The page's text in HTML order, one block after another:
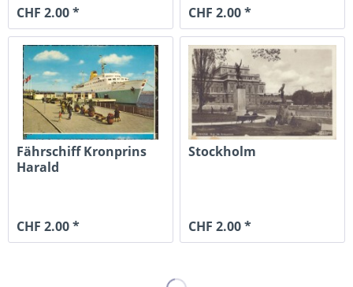
CHF 2.00 * CHF 2.00 *
Fährschiff Kronprins
Harald
CHF 2.00 *
Stockholm
CHF 2.00 *